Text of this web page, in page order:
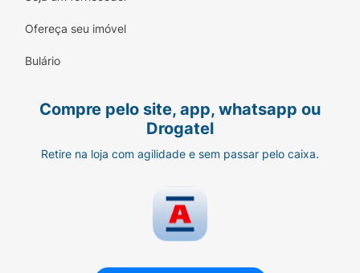
Ofereça seu imóvel
Bulário
Compre pelo site, app, whatsapp ou
Drogatel
Retire na loja com agilidade e sem passar pelo caixa.